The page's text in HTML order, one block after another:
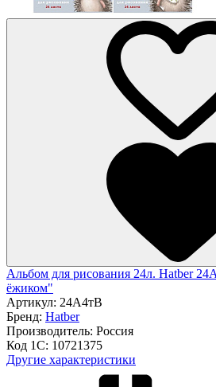
Альбом для рисования 24л. Hatber
ёжиком"
Артикул: 24А4тВ
Бренд: Hatber
Производитель: Россия
Код 1С: 10721375
Другие характеристики